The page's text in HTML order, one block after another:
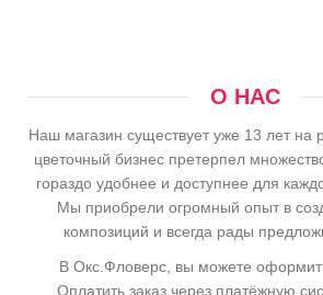
О НАС
Наш магазин существует уже 13 лет на
цветочный бизнес претерпел
гораздо удобнее и доступнее для
Мы приобрели огромный опыт в
композиций и всегда рады
В Окс.Фловерс, вы можете
Оплатить заказ через платёжную